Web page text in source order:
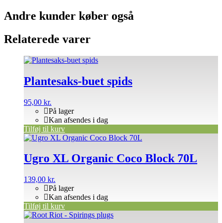
Andre kunder køber også
Relaterede varer
Plantesaks-buet spids
95,00 kr.
På lager
Kan afsendes i dag
Tilføj til kurv
Ugro XL Organic Coco Block 70L
139,00 kr.
På lager
Kan afsendes i dag
Tilføj til kurv